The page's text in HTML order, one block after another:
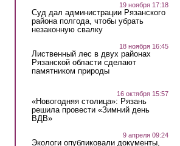
19 ноября 17:18
Суд дал администрации Рязанского
района полгода, чтобы убрать
незаконную свалку
18 ноября 16:45
Лиственный лес в двух районах
Рязанской области сделают
памятником природы
16 октября 15:57
«Новогодняя столица»: Рязань
решила провести «Зимний день
ВДВ»
9 апреля 09:24
Экологи опубликовали документы,